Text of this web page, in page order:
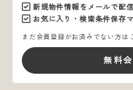
新規物件情報をメールで配信
お気に入り・検索条件保存
まだ会員登録がお済みでない方は
無料